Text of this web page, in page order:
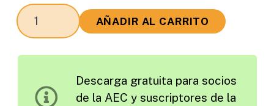
Estado
Actual
Europea
AÑADIR AL CARRITO
Descarga gratuita para socios
de la AEC y suscriptores de la